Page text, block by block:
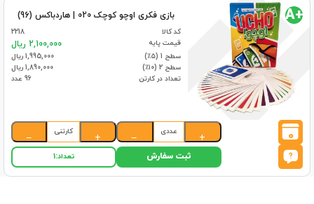
بازی فکری اوچو کوچک 020 | هاردباکس (96)
کد کالا
2218
قیمت پایه
2,100,000 ریال
سطح 1 (۵٪)
1,995,000 ریال
سطح 2 (۱۰٪)
1,890,000 ریال
تعداد در کارتن
96 عدد
0
+A
+
عددی
−
+
کارتنی
−
ثبت سفارش تعداد:1